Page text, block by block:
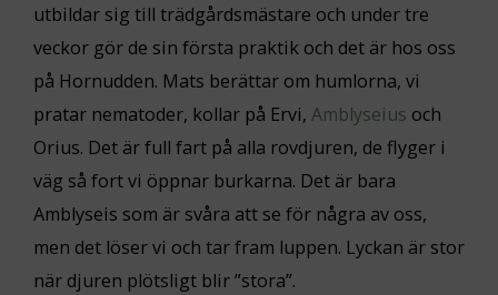
utbildar sig till trädgårdsmästare och under tre
veckor gör de sin första praktik och det är hos oss
på Hornudden. Mats berättar om humlorna, vi
pratar nematoder, kollar på Ervi, Amblyseius och
Orius. Det är full fart på alla rovdjuren, de flyger i
väg så fort vi öppnar burkarna. Det är bara
Amblyseis som är svåra att se för några av oss,
men det löser vi och tar fram luppen. Lyckan är stor
när djuren plötsligt blir ”stora”.